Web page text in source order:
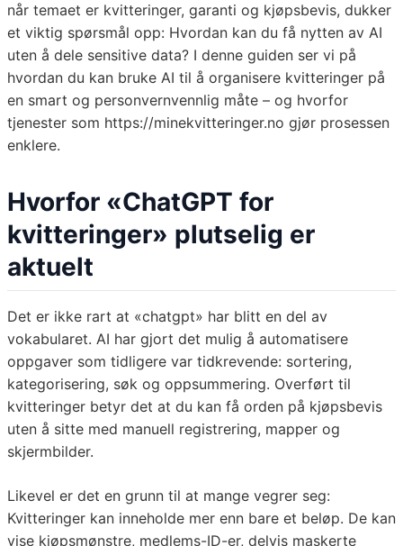
når temaet er kvitteringer, garanti og kjøpsbevis, dukker
et viktig spørsmål opp: Hvordan kan du få nytten av AI
uten å dele sensitive data? I denne guiden ser vi på
hvordan du kan bruke AI til å organisere kvitteringer på
en smart og personvernvennlig måte – og hvorfor
tjenester som https://minekvitteringer.no gjør prosessen
enklere.
Hvorfor «ChatGPT for
kvitteringer» plutselig er
aktuelt
Det er ikke rart at «chatgpt» har blitt en del av
vokabularet. AI har gjort det mulig å automatisere
oppgaver som tidligere var tidkrevende: sortering,
kategorisering, søk og oppsummering. Overført til
kvitteringer betyr det at du kan få orden på kjøpsbevis
uten å sitte med manuell registrering, mapper og
skjermbilder.
Likevel er det en grunn til at mange vegrer seg:
Kvitteringer kan inneholde mer enn bare et beløp. De kan
vise kjøpsmønstre, medlems-ID-er, delvis maskerte